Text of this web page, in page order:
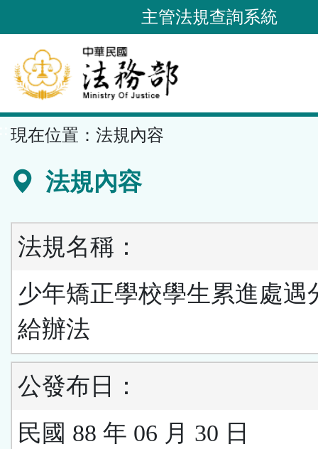
到
要
內
容
區
主管法規查詢系統
現在位置： 法規內容
法規內容
法規名稱：
少年矯正學校學生累進處遇
給辦法
公發布日：
民國 88 年 06 月 30 日